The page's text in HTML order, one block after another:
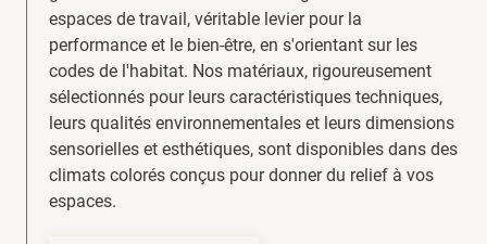
espaces de travail, véritable levier pour la
performance et le bien-être, en s'orientant sur les
codes de l'habitat. Nos matériaux, rigoureusement
sélectionnés pour leurs caractéristiques techniques,
leurs qualités environnementales et leurs dimensions
sensorielles et esthétiques, sont disponibles dans des
climats colorés conçus pour donner du relief à vos
espaces.